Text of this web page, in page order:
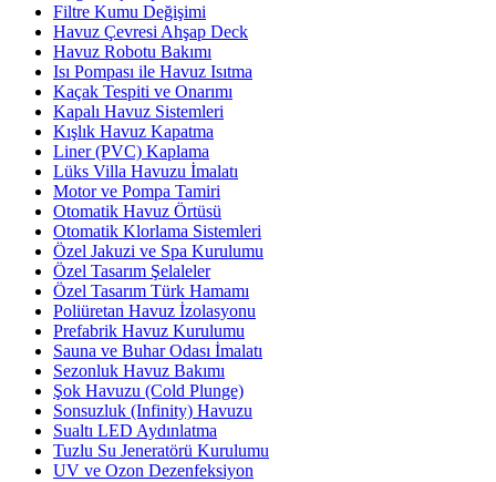
Filtre Kumu Değişimi
Havuz Çevresi Ahşap Deck
Havuz Robotu Bakımı
Isı Pompası ile Havuz Isıtma
Kaçak Tespiti ve Onarımı
Kapalı Havuz Sistemleri
Kışlık Havuz Kapatma
Liner (PVC) Kaplama
Lüks Villa Havuzu İmalatı
Motor ve Pompa Tamiri
Otomatik Havuz Örtüsü
Otomatik Klorlama Sistemleri
Özel Jakuzi ve Spa Kurulumu
Özel Tasarım Şelaleler
Özel Tasarım Türk Hamamı
Poliüretan Havuz İzolasyonu
Prefabrik Havuz Kurulumu
Sauna ve Buhar Odası İmalatı
Sezonluk Havuz Bakımı
Şok Havuzu (Cold Plunge)
Sonsuzluk (Infinity) Havuzu
Sualtı LED Aydınlatma
Tuzlu Su Jeneratörü Kurulumu
UV ve Ozon Dezenfeksiyon